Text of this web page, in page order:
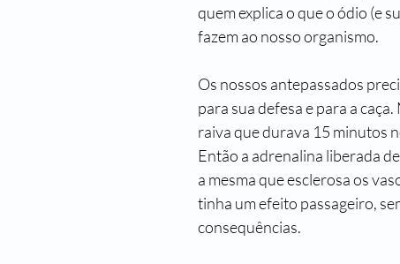
quem explica o que o ódio (e
fazem ao nosso organismo.
Os nossos antepassados
para sua defesa e para a caça.
raiva que durava 15 minutos
Então a adrenalina liberada
a mesma que esclerosa os
tinha um efeito passageiro,
consequências.